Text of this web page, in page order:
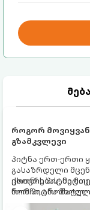
როგორ
გზამკვლევი
პიტნა ერთ-ერთი
გასაზრდელი
ცხოვრებას,
რომ პიტნა
გრუნტში (ბაღში)
ქოთნის პიტნა
ნორჩი,
კერძებისთვის.